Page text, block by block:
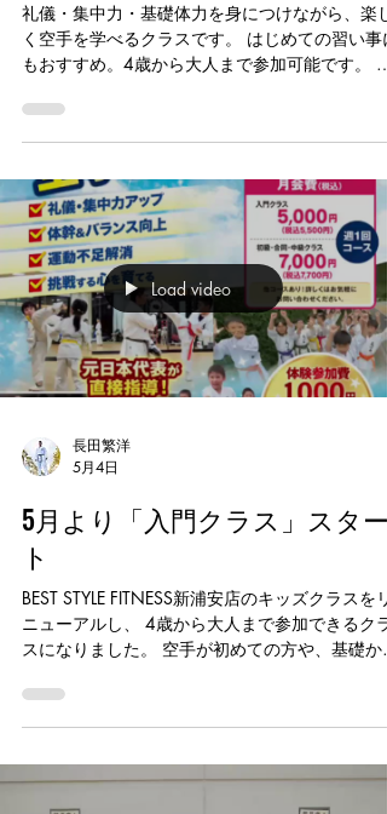
礼儀・集中力・基礎体力を身につけながら、楽し
く空手を学べるクラスです。 はじめての習い事に
もおすすめ。4歳から大人まで参加可能です。 親
触れてみたい大人の方にもおすすめです。 初心者
大歓迎。体験も受付中です。 ■会場 浦安市立 南
日時 土曜日18:00〜19:00 空手道場 義心会 #浦
空手 #新浦安 #空手キッズ #習い事 #空手道場
Load video
長田繁洋
5月4日
5月より「入門クラス」スター
ト
BEST STYLE FITNESS新浦安店のキッズクラスをリ
ニューアルし、 4歳から大人まで参加できるクラ
スになりました。 空手が初めての方や、基礎から
る内容です。 お子様のはじめての習い事としては
もちろん、 運動が苦手なお子様の基礎づくりにも
めるきっかけとしてご参加いただけます。 親子で
の参加も可能です。 【入門クラス】 水曜日